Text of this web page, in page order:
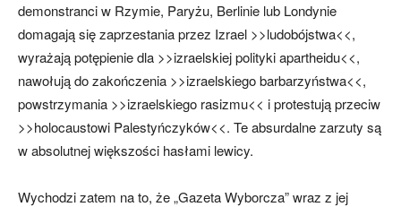
demonstranci w Rzymie, Paryżu, Berlinie lub Londynie
domagają się zaprzestania przez Izrael >>ludobójstwa<<,
wyrażają potępienie dla >>izraelskiej polityki apartheidu<<,
nawołują do zakończenia >>izraelskiego barbarzyństwa<<,
powstrzymania >>izraelskiego rasizmu<< i protestują przeciw
>>holocaustowi Palestyńczyków<<. Te absurdalne zarzuty są
w absolutnej większości hasłami lewicy.
Wychodzi zatem na to, że „Gazeta Wyborcza” wraz z jej